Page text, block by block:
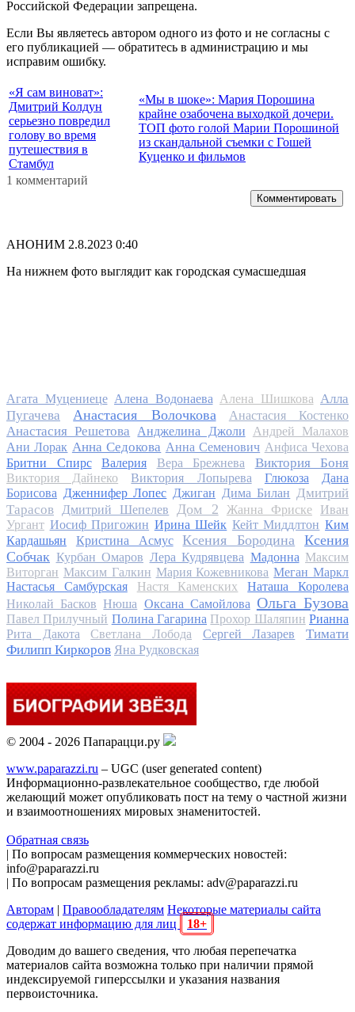
Российской Федерации запрещена.
Если Вы являетесь автором одного из фото и не согласны с
его публикацией — обратитесь в администрацию и мы
исправим ошибку.
«Я сам виноват»:
Дмитрий Колдун
серьезно повредил
голову во время
путешествия в
Стамбул
«Мы в шоке»: Мария Порошина
крайне озабочена выходкой дочери.
ТОП фото голой Марии Порошиной
из скандальной съемки с Гошей
Куценко и фильмов
1 комментарий
Комментировать
АНОНИМ 2.8.2023 0:40
На нижнем фото выглядит как городская сумасшедшая
Агата Муцениеце Алена Водонаева Алена Шишкова Алла
Пугачева
Анастасия Волочкова Анастасия Костенко
Анастасия Решетова Анджелина Джоли Андрей Малахов
Ани Лорак Анна Седокова Анна Семенович Анфиса Чехова
Бритни Спирс
Валерия Вера Брежнева Виктория Боня
Виктория Дайнеко Виктория Лопырева Глюкоза
Дана
Борисова Дженнифер Лопес Джиган Дима Билан Дмитрий
Тарасов Дмитрий Шепелев Дом 2 Жанна Фриске
Иван
Ургант Иосиф Пригожин Ирина Шейк Кейт Миддлтон Ким
Кардашьян
Кристина Асмус Ксения Бородина
Ксения
Собчак Курбан Омаров Лера Кудрявцева Мадонна Максим
Виторган Максим Галкин Мария Кожевникова Меган Маркл
Настасья Самбурская
Настя Каменских
Наташа Королева
Николай Басков Нюша Оксана Самойлова Ольга Бузова
Павел Прилучный Полина Гагарина Прохор Шаляпин Рианна
Рита Дакота
Светлана Лобода Сергей Лазарев
Тимати
Филипп Киркоров Яна Рудковская
© 2004 - 2026 Папарацци.ру
www.paparazzi.ru – UGC (user generated content)
Информационно-развлекательное сообщество, где любой
желающий может опубликовать пост на тему о частной жизни
и взаимоотношениях мировых знаменитостей.
Обратная связь
| По вопросам размещения коммерческих новостей:
info@paparazzi.ru
| По вопросам размещения рекламы: adv@paparazzi.ru
Авторам | Правообладателям Некоторые материалы сайта
содержат информацию для лиц
18+
Доводим до вашего сведения, что любая перепечатка
материалов сайта возможна только при наличии прямой
индексируемой гиперссылки и указания названия
первоисточника.